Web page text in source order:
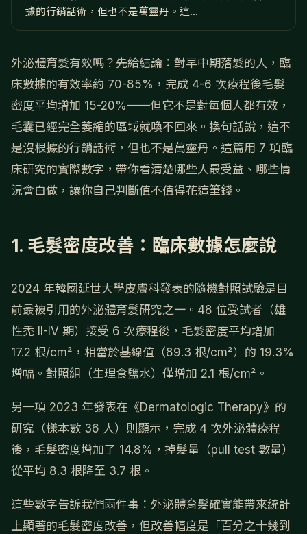
據的行銷話術，但也不是萬靈丹。這...
外泌體育髮有效嗎？先給結論：對早中期落髮的人，臨
床數據的有效率約 70-85%，完成 4-6 次療程後毛髮
密度平均增加 15-20%——但它不是對每個人都有效，
毛囊已經完全萎縮的區域就喚不回來。換句話說，這不
是沒根據的行銷話術，但也不是萬靈丹。這篇用 7 項臨
床研究的實際數字，帶你看清楚哪些人最受益、哪些情
況會白做，讓你自己判斷值不值得花這筆錢。
1. 毛髮密度改善：臨床數據怎麼說
2024 年韓國延世大學皮膚科發表的隨機對照試驗是目
前最被引用的外泌體育髮研究之一。48 位受試者（雄
性禿 II-IV 期）接受 6 次療程後，毛髮密度平均增加
17.2 根/cm²，相當於基線值（89.3 根/cm²）的 19.3%
增幅。對照組（生理食鹽水）僅增加 2.1 根/cm²。
另一項 2023 年發表在《Dermatologic Therapy》的
研究（樣本數 36 人）則顯示，完成 4 次外泌體療程
後，毛髮密度增加了 14.8%，掉髮量（pull test 數量）
從平均 8.3 根降至 3.7 根。
這些數字告訴我們兩件事：外泌體育髮確實能帶來統計
上顯著的毛髮密度改善，但改善幅度是「百分之十幾到